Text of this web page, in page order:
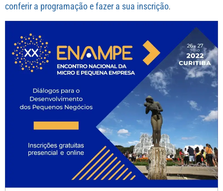
conferir a programação e fazer a sua inscrição.